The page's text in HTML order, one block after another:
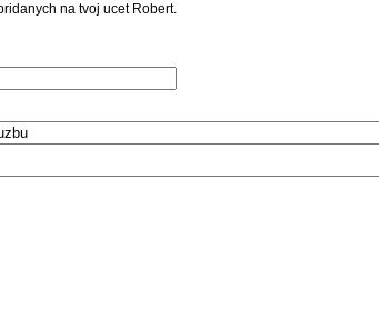
na tvoj ucet Robert.